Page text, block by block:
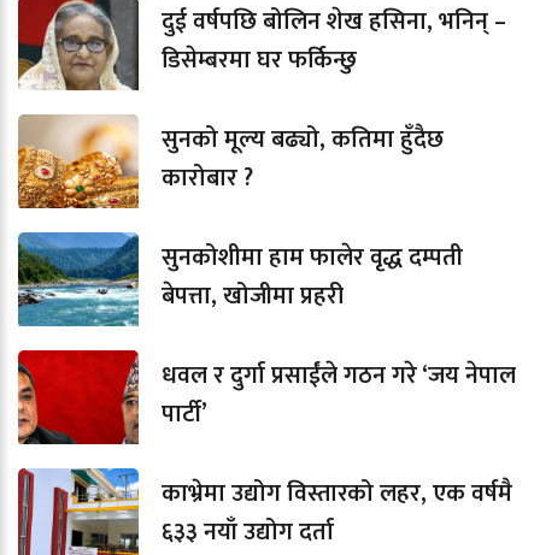
दुई वर्षपछि बोलिन शेख हसिना, भनिन् –
डिसेम्बरमा घर फर्किन्छु
सुनको मूल्य बढ्यो, कतिमा हुँदैछ
कारोबार ?
सुनकोशीमा हाम फालेर वृद्ध दम्पती
बेपत्ता, खोजीमा प्रहरी
धवल र दुर्गा प्रसाईंले गठन गरे ‘जय नेपाल
पार्टी’
काभ्रेमा उद्योग विस्तारको लहर, एक वर्षमै
६३३ नयाँ उद्योग दर्ता